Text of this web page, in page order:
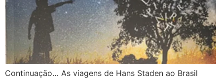
Continuação… As viagens de Hans Staden ao Brasil